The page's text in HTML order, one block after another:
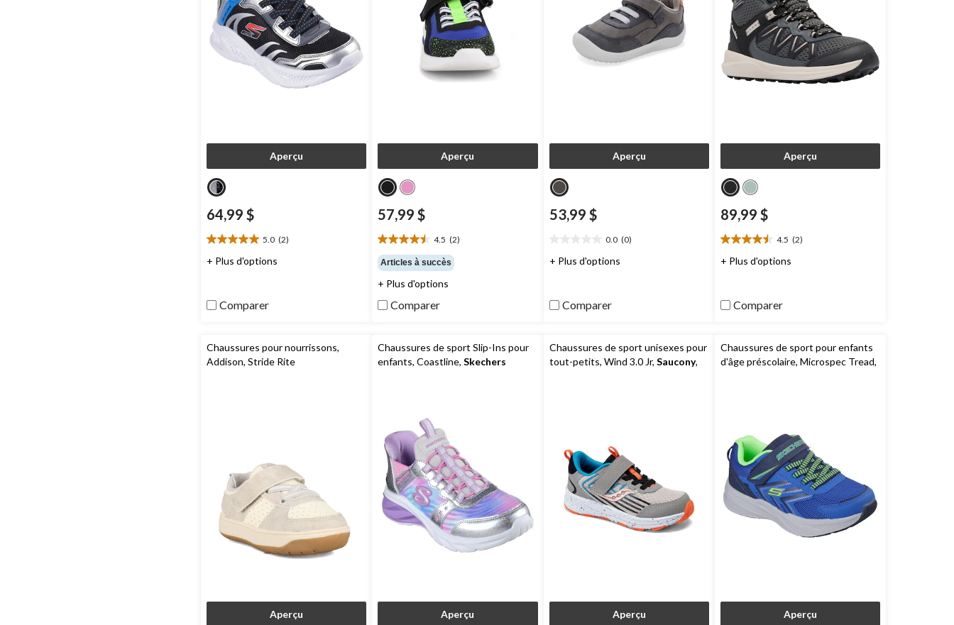
Aperçu
64,99 $
5.0 (2)
5.0
étoile(s)
2
évaluations
+ Plus d'options
Comparer
Aperçu
57,99 $
4.5 (2)
4.5
étoile(s)
sur
5.
2
évaluations
Articles à succès
+ Plus d'options
Comparer
Aperçu
53,99 $
0.0 (0)
étoile(s)
+ Plus d'options
Comparer
Aperçu
89,99 $
4.5 (2)
4.5
étoile(s)
2
évaluations
+ Plus d'options
Comparer
Chaussures pour nourrissons,
Addison, Stride Rite
Aperçu
Chaussures de sport Slip-Ins pour
enfants, Coastline,Skechers
Aperçu
Chaussures de sport unisexes pour
tout-petits, Wind 3.0 Jr, Saucony,
Aperçu
Chaussures de sport pour enfants
d'âge préscolaire, Microspec Tread,
Aperçu